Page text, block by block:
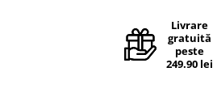
Livrare
gratuită
peste
249.90 lei